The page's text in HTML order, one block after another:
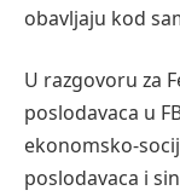
obavljaju kod
U razgovoru za
poslodavaca u
ekonomsko-
poslodavaca i